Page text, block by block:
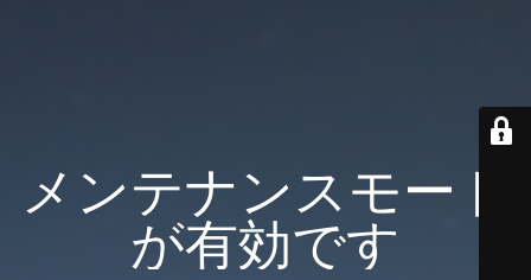
メンテナンスモード
が有効です